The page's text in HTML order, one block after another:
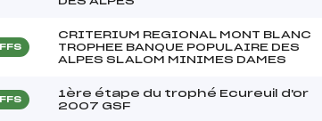
CRITERIUM REGIONAL MONT BLANC
TROPHEE BANQUE POPULAIRE DES
ALPES SLALOM MINIMES DAMES
1ère étape du trophé Ecureuil d'or
2007 GSF